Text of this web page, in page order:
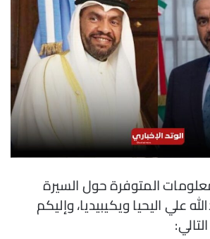
المتوفرة حول السيرة
علي اليحيا ويكيبيديا، وإليكم